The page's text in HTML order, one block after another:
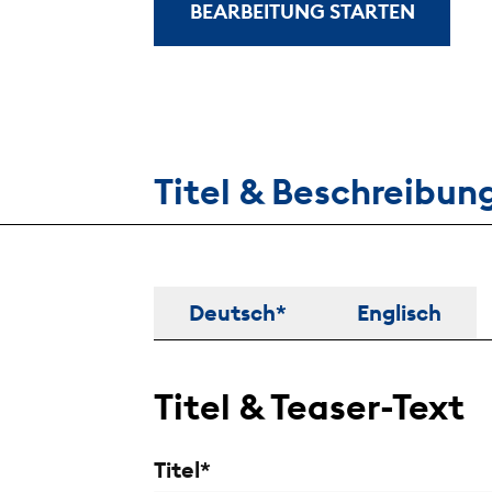
BEARBEITUNG STARTEN
Titel &
Deutsch* Englisch
Titel & Teaser-Text
Titel